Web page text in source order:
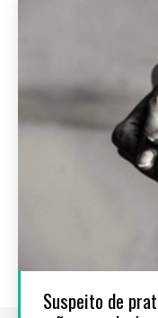
Suspeito de